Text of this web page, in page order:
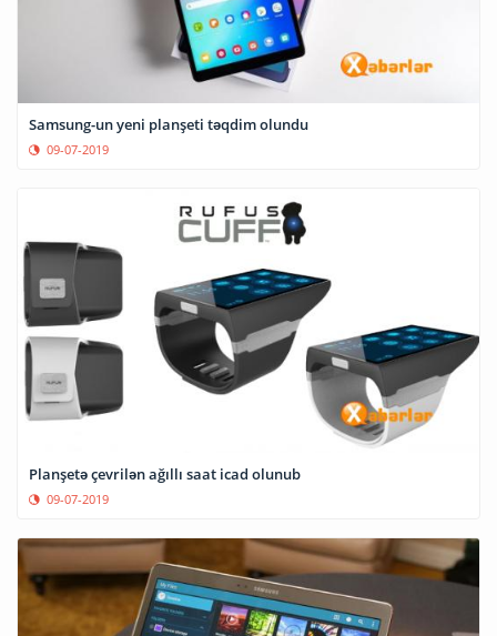
Samsung-un yeni planşeti təqdim olundu
09-07-2019
Planşetə çevrilən ağıllı saat icad olunub
09-07-2019